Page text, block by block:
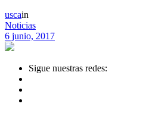
uscain
Noticias
6 junio, 2017
Sigue nuestras redes: